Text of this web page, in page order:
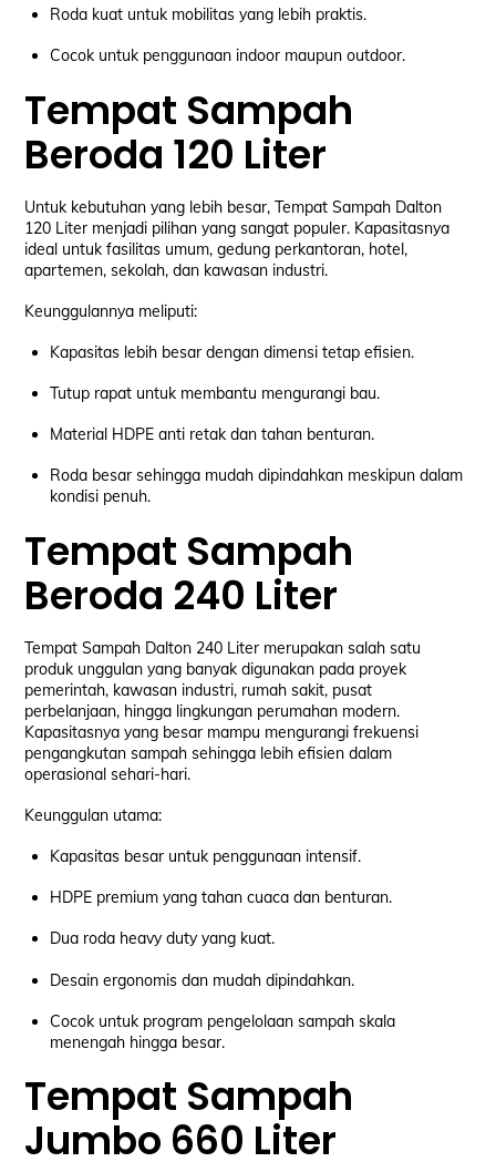
Roda kuat untuk mobilitas yang lebih praktis.
Cocok untuk penggunaan indoor maupun outdoor.
Tempat Sampah
Beroda 120 Liter
Untuk kebutuhan yang lebih besar, Tempat Sampah Dalton
120 Liter menjadi pilihan yang sangat populer. Kapasitasnya
ideal untuk fasilitas umum, gedung perkantoran, hotel,
apartemen, sekolah, dan kawasan industri.
Keunggulannya meliputi:
Kapasitas lebih besar dengan dimensi tetap efisien.
Tutup rapat untuk membantu mengurangi bau.
Material HDPE anti retak dan tahan benturan.
Roda besar sehingga mudah dipindahkan meskipun dalam
kondisi penuh.
Tempat Sampah
Beroda 240 Liter
Tempat Sampah Dalton 240 Liter merupakan salah satu
produk unggulan yang banyak digunakan pada proyek
pemerintah, kawasan industri, rumah sakit, pusat
perbelanjaan, hingga lingkungan perumahan modern.
Kapasitasnya yang besar mampu mengurangi frekuensi
pengangkutan sampah sehingga lebih efisien dalam
operasional sehari-hari.
Keunggulan utama:
Kapasitas besar untuk penggunaan intensif.
HDPE premium yang tahan cuaca dan benturan.
Dua roda heavy duty yang kuat.
Desain ergonomis dan mudah dipindahkan.
Cocok untuk program pengelolaan sampah skala
menengah hingga besar.
Tempat Sampah
Jumbo 660 Liter